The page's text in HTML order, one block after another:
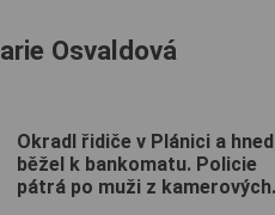
Osvaldová
Okradl řidiče v Plánici a hned
běžel k bankomatu. Policie
pátrá po muži z kamerových